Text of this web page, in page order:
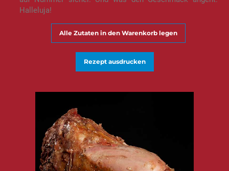
Halleluja!
Alle Zutaten in den Warenkorb legen
Rezept ausdrucken